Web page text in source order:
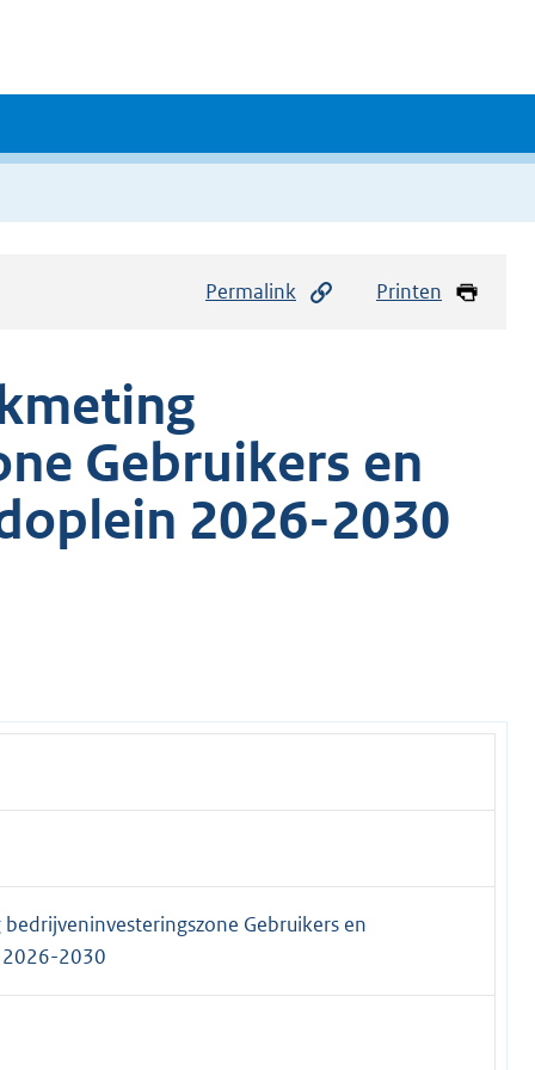
Permalink Printen
Gebruikers en
2026-2030
Gebruikers en
2026-2030